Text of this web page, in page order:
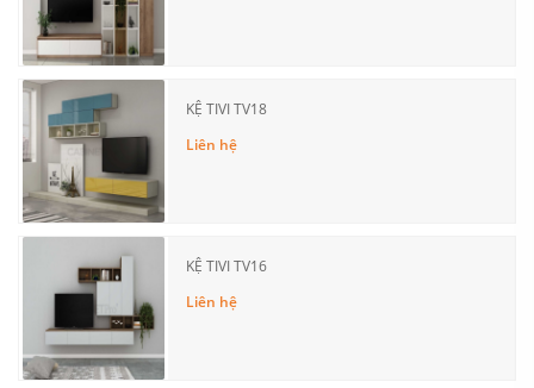
KỆ TIVI TV18
Liên hệ
KỆ TIVI TV16
Liên hệ